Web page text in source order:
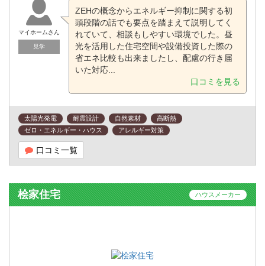
マイホームさん
見学
ZEHの概念からエネルギー抑制に関する初
頭段階の話でも要点を踏まえて説明してく
れていて、相談もしやすい環境でした。昼
光を活用した住宅空間や設備投資した際の
省エネ比較も出来ましたし、配慮の行き届
いた対応...
口コミを見る
太陽光発電 耐震設計 自然素材
高断熱
ゼロ・エネルギー・ハウス
アレルギー対策
口コミ一覧
桧家住宅 ハウスメーカー